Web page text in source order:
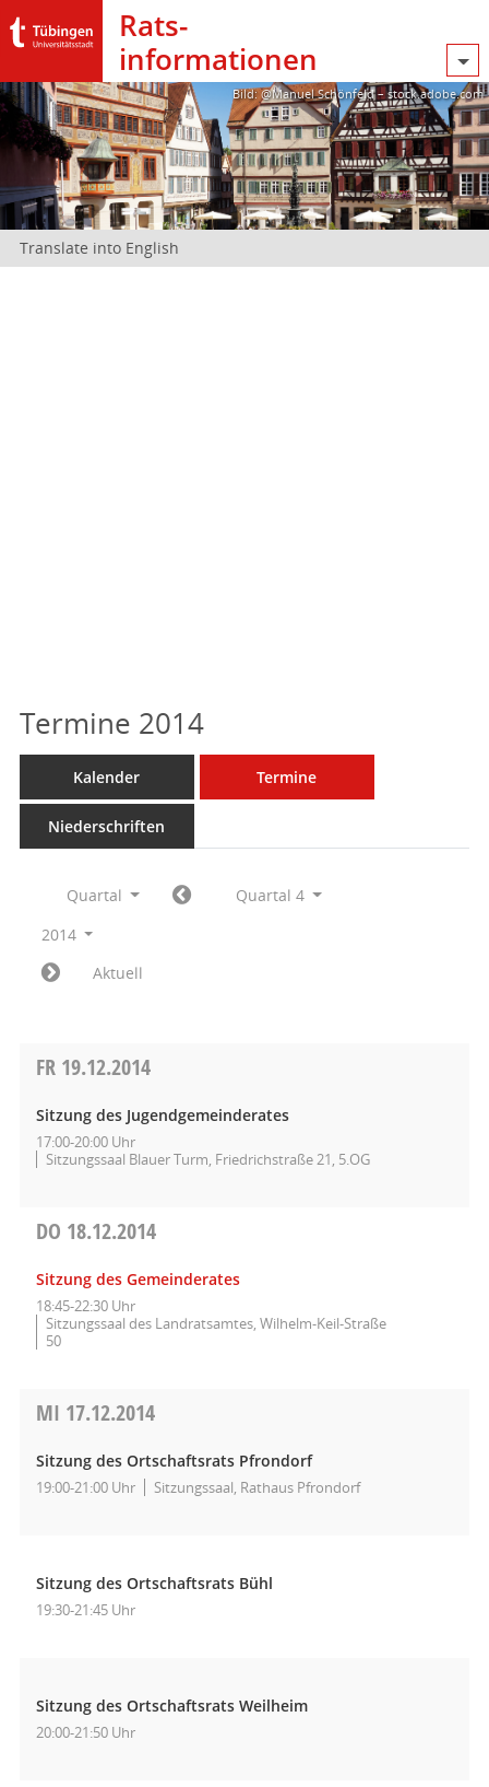
Rats­
informationen
Bild: @Manuel Schönfeld – stock.adobe.com
Translate into English
Termine 2014
Kalender Termine
Niederschriften
Quartal
Quartal 4
2014
Aktuell
FR 19.12.2014
Sitzung des Jugendgemeinderates
17:00-20:00 Uhr
Sitzungssaal Blauer Turm, Friedrichstraße 21, 5.OG
DO 18.12.2014
Sitzung des Gemeinderates
18:45-22:30 Uhr
Sitzungssaal des Landratsamtes, Wilhelm-Keil-Straße
50
MI 17.12.2014
Sitzung des Ortschaftsrats Pfrondorf
19:00-21:00 Uhr Sitzungssaal, Rathaus Pfrondorf
Sitzung des Ortschaftsrats Bühl
19:30-21:45 Uhr
Sitzung des Ortschaftsrats Weilheim
20:00-21:50 Uhr